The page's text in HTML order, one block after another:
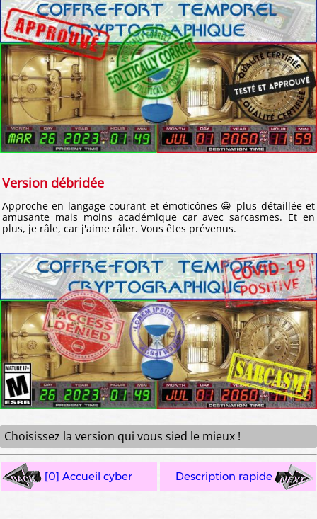
Version débridée
Approche en langage courant et émoticônes 😀 plus détaillée et
amusante mais moins académique car avec sarcasmes. Et en
plus, je râle, car j'aime râler. Vous êtes prévenus.
Choisissez la version qui vous sied le mieux !
[0] Accueil cyber Description rapide